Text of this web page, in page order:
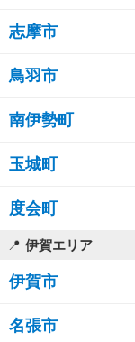
志摩市
鳥羽市
南伊勢町
玉城町
度会町
伊賀エリア
伊賀市
名張市